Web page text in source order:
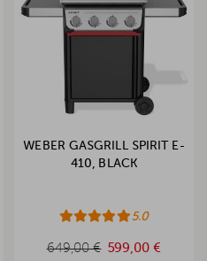
WEBER GASGRILL SPIRIT E-
410, BLACK
5.0
649,00 € 599,00 €